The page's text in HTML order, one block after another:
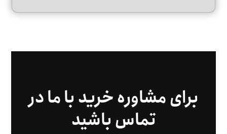
برای مشاوره خرید با ما در
تماس باشید